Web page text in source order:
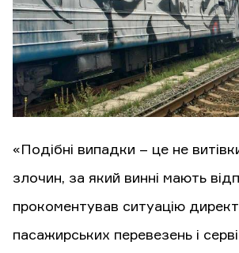
«Подібні випадки – це не
злочин, за який винні мають
прокоментував ситуацію
пасажирських перевезень і